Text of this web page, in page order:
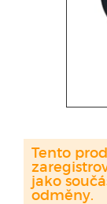
Tento
jako
odměny.